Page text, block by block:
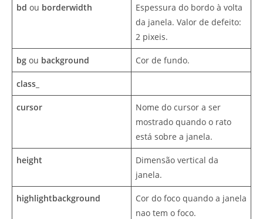
bd ou borderwidth
Espessura do bordo à volta
da janela. Valor de defeito:
2 pixeis.
bg ou background Cor de fundo.
class_
cursor
Nome do cursor a ser
mostrado quando o rato
está sobre a janela.
height
Dimensão vertical da
janela.
highlightbackground
Cor do foco quando a janela
nao tem o foco.